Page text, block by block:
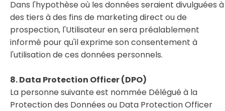
Dans l'hypothèse où les données seraient divulguées à
des tiers à des fins de marketing direct ou de
prospection, l'Utilisateur en sera préalablement
informé pour qu'il exprime son consentement à
l'utilisation de ces données personnels.
8. Data Protection Officer (DPO)
La personne suivante est nommée Délégué à la
Protection des Données ou Data Protection Officer